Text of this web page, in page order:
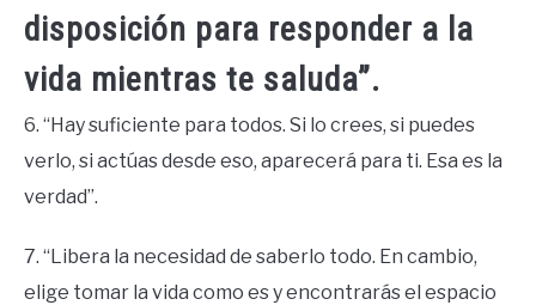
disposición para responder a la
vida mientras te saluda”.
6. “Hay suficiente para todos. Si lo crees, si puedes
verlo, si actúas desde eso, aparecerá para ti. Esa es la
verdad”.
7. “Libera la necesidad de saberlo todo. En cambio,
elige tomar la vida como es y encontrarás el espacio